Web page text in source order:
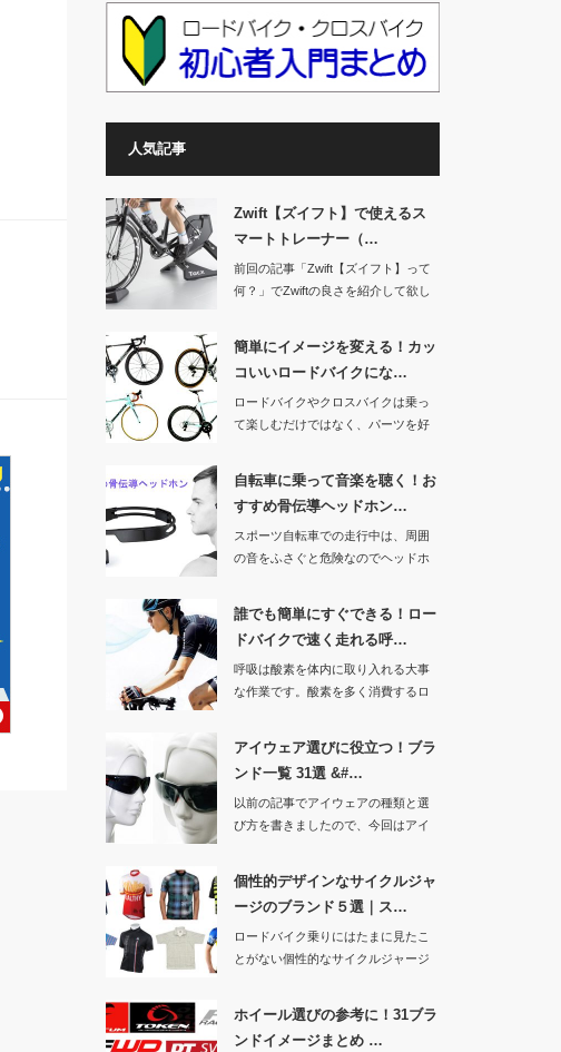
人気記事
Zwift【ズイフト】で使えるス
マートトレーナー（…
前回の記事「Zwift【ズイフト】って
何？」でZwiftの良さを紹介して欲し
簡単にイメージを変える！カッ
コいいロードバイクにな…
ロードバイクやクロスバイクは乗っ
て楽しむだけではなく、パーツを好
自転車に乗って音楽を聴く！お
すすめ骨伝導ヘッドホン…
スポーツ自転車での走行中は、周囲
の音をふさぐと危険なのでヘッドホ
誰でも簡単にすぐできる！ロー
ドバイクで速く走れる呼…
呼吸は酸素を体内に取り入れる大事
な作業です。酸素を多く消費するロ
アイウェア選びに役立つ！ブラ
ンド一覧 31選 &#…
以前の記事でアイウェアの種類と選
び方を書きましたので、今回はアイ
個性的デザインなサイクルジャ
ージのブランド５選｜ス…
ロードバイク乗りにはたまに見たこ
とがない個性的なサイクルジャージ
ホイール選びの参考に！31ブラ
ンドイメージまとめ …